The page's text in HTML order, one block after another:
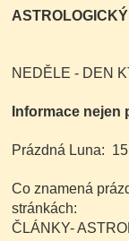
NEDĚLE - DEN
Informace nejen
Prázdná Luna:
Co znamená
stránkách:
ČLÁNKY-